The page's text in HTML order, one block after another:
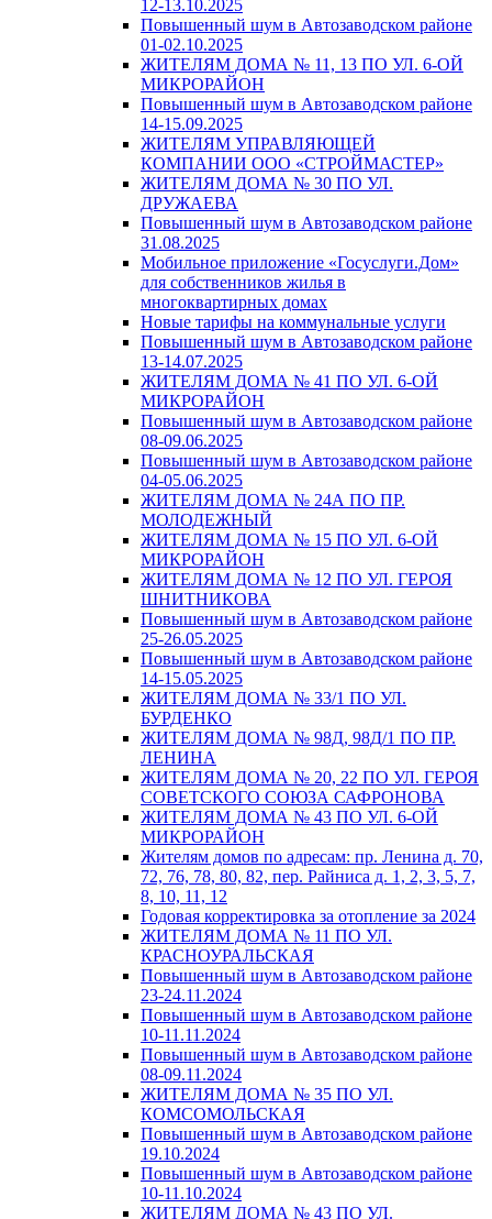
12-13.10.2025
Повышенный шум в Автозаводском районе
01-02.10.2025
ЖИТЕЛЯМ ДОМА № 11, 13 ПО УЛ. 6-ОЙ
МИКРОРАЙОН
Повышенный шум в Автозаводском районе
14-15.09.2025
ЖИТЕЛЯМ УПРАВЛЯЮЩЕЙ
КОМПАНИИ ООО «СТРОЙМАСТЕР»
ЖИТЕЛЯМ ДОМА № 30 ПО УЛ.
ДРУЖАЕВА
Повышенный шум в Автозаводском районе
31.08.2025
Мобильное приложение «Госуслуги.Дом»
для собственников жилья в
многоквартирных домах
Новые тарифы на коммунальные услуги
Повышенный шум в Автозаводском районе
13-14.07.2025
ЖИТЕЛЯМ ДОМА № 41 ПО УЛ. 6-ОЙ
МИКРОРАЙОН
Повышенный шум в Автозаводском районе
08-09.06.2025
Повышенный шум в Автозаводском районе
04-05.06.2025
ЖИТЕЛЯМ ДОМА № 24А ПО ПР.
МОЛОДЕЖНЫЙ
ЖИТЕЛЯМ ДОМА № 15 ПО УЛ. 6-ОЙ
МИКРОРАЙОН
ЖИТЕЛЯМ ДОМА № 12 ПО УЛ. ГЕРОЯ
ШНИТНИКОВА
Повышенный шум в Автозаводском районе
25-26.05.2025
Повышенный шум в Автозаводском районе
14-15.05.2025
ЖИТЕЛЯМ ДОМА № 33/1 ПО УЛ.
БУРДЕНКО
ЖИТЕЛЯМ ДОМА № 98Д, 98Д/1 ПО ПР.
ЛЕНИНА
ЖИТЕЛЯМ ДОМА № 20, 22 ПО УЛ. ГЕРОЯ
СОВЕТСКОГО СОЮЗА САФРОНОВА
ЖИТЕЛЯМ ДОМА № 43 ПО УЛ. 6-ОЙ
МИКРОРАЙОН
Жителям домов по адресам: пр. Ленина д. 70,
72, 76, 78, 80, 82, пер. Райниса д. 1, 2, 3, 5, 7,
8, 10, 11, 12
Годовая корректировка за отопление за 2024
ЖИТЕЛЯМ ДОМА № 11 ПО УЛ.
КРАСНОУРАЛЬСКАЯ
Повышенный шум в Автозаводском районе
23-24.11.2024
Повышенный шум в Автозаводском районе
10-11.11.2024
Повышенный шум в Автозаводском районе
08-09.11.2024
ЖИТЕЛЯМ ДОМА № 35 ПО УЛ.
КОМСОМОЛЬСКАЯ
Повышенный шум в Автозаводском районе
19.10.2024
Повышенный шум в Автозаводском районе
10-11.10.2024
ЖИТЕЛЯМ ДОМА № 43 ПО УЛ.